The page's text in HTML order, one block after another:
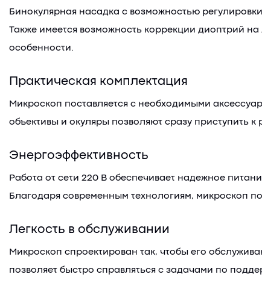
Бинокулярная насадка с возможностью
Также имеется возможность коррекции диоптрий
особенности.
Практическая комплектация
Микроскоп поставляется с необходимыми
объективы и окуляры позволяют сразу приступить
Энергоэффективность
Работа от сети 220 В обеспечивает надежное
Благодаря современным технологиям, микроскоп
Легкость в обслуживании
Микроскоп спроектирован так, чтобы его
позволяет быстро справляться с задачами по